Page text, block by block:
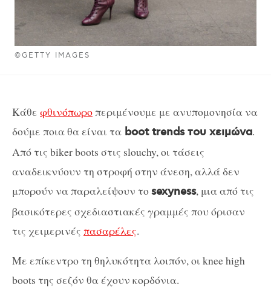
©GETTY IMAGES
Κάθε φθινόπωροπεριμένουμε με ανυπομονησία να
δούμε ποια θα είναι τα boot trends του χειμώνα.
Από τις biker boots στις slouchy, οι τάσεις
αναδεικνύουν τη στροφή στην άνεση, αλλά δεν
μπορούν να παραλείψουν τοsexyness, μια από τις
βασικότερες σχεδιαστιακές γραμμές που όρισαν
τις χειμερινές πασαρέλες.
Με επίκεντρο τη θηλυκότητα λοιπόν, οι knee high
boots της σεζόν θα έχουν κορδόνια.